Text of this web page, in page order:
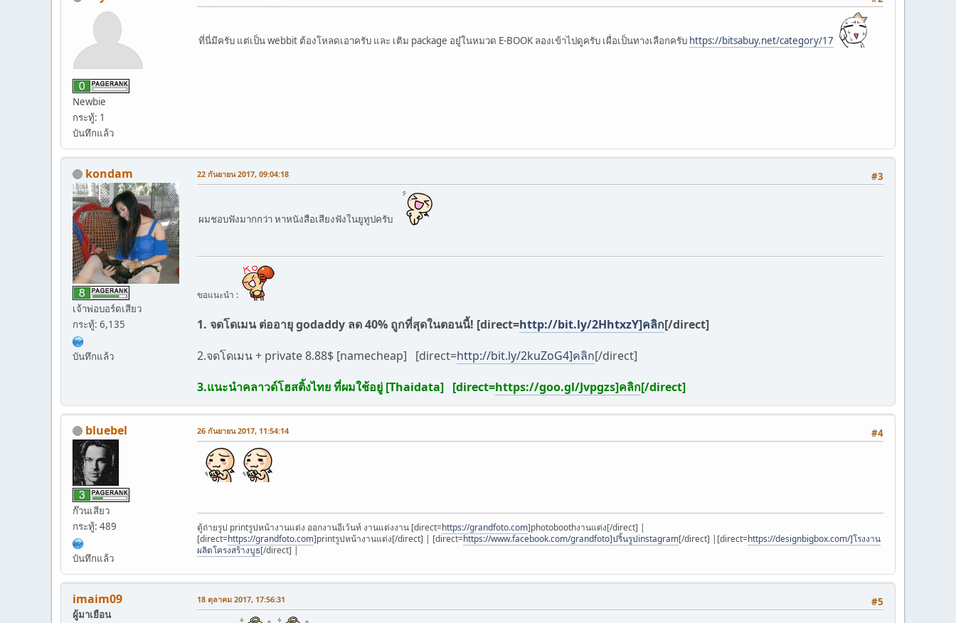
Newbie
กระทู้: 1
บันทึกแล้ว
ที่นี่มีครับ แต่เป็น webbit ต้องโหลดเอาครับ และ เติม package อยู๋ในหมวด E-BOOK ลองเข้าไปดูครับ เผื่อเป็นทางเลือกครับ https://bitsabuy.net/category/17
kondam
เจ้าพ่อบอร์ดเสียว
กระทู้: 6,135
บันทึกแล้ว
#3
22 กันยายน 2017, 09:04:18
ผมชอบฟังมากกว่า หาหนังสือเสียงฟังในยูทูปครับ
ขอแนะนำ :
1. จดโดเมน ต่ออายุ godaddy ลด 40% ถูกที่สุดในตอนนี้! [direct=http://bit.ly/2HhtxzY]คลิก[/direct]
2.จดโดเมน + private 8.88$ [namecheap] [direct=http://bit.ly/2kuZoG4]คลิก[/direct]
3.แนะนำคลาวด์โฮสติ้งไทย ที่ผมใช้อยู่ [Thaidata] [direct=https://goo.gl/Jvpgzs]คลิก[/direct]
bluebel
ก๊วนเสียว
กระทู้: 489
บันทึกแล้ว
#4
26 กันยายน 2017, 11:54:14
ตู้ถ่ายรูป printรูปหน้างานแต่ง ออกงานอีเว้นท์ งานแต่งงาน [direct=https://grandfoto.com]photoboothงานแต่ง[/direct] |
[direct=https://grandfoto.com]printรูปหน้างานแต่ง[/direct] | [direct=https://www.facebook.com/grandfoto]ปริ้นรูปinstagram[/direct] |[direct=https://designbigbox.com/]โรงงาน
ผลิตโครงสร้างบูธ[/direct] |
imaim09
ผู้มาเยือน
#5
18 ตุลาคม 2017, 17:56:31